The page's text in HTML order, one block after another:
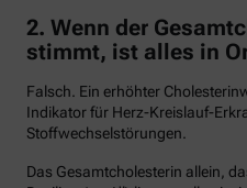
2. Wenn der
stimmt, ist alles in
Falsch. Ein erhöhter
Indikator für Herz-Kreislauf-
Stoffwechselstörungen.
Das Gesamtcholesterin allein,